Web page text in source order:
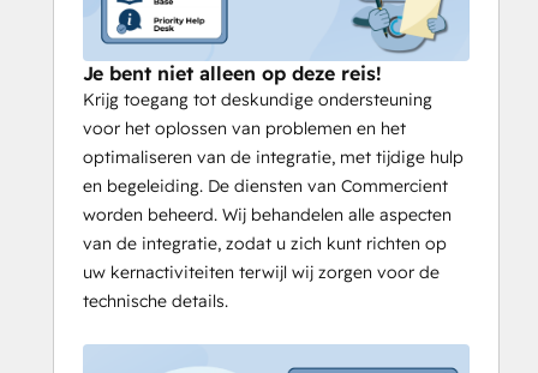
Je bent niet alleen op deze reis!
Krijg toegang tot deskundige ondersteuning
voor het oplossen van problemen en het
optimaliseren van de integratie, met tijdige hulp
en begeleiding. De diensten van Commercient
worden beheerd. Wij behandelen alle aspecten
van de integratie, zodat u zich kunt richten op
uw kernactiviteiten terwijl wij zorgen voor de
technische details.